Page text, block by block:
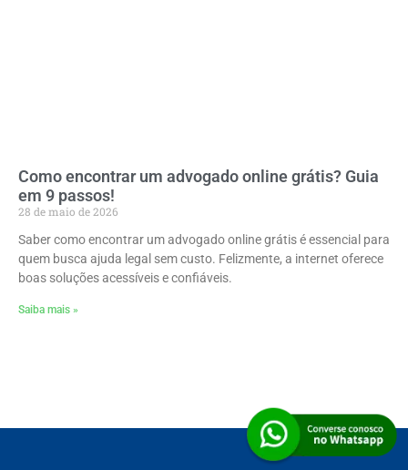
Como encontrar um advogado online grátis? Guia
em 9 passos!
28 de maio de 2026
Saber como encontrar um advogado online grátis é essencial para
quem busca ajuda legal sem custo. Felizmente, a internet oferece
boas soluções acessíveis e confiáveis.
Saiba mais »